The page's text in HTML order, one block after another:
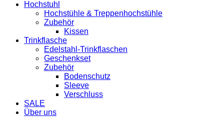
Hochstuhl
Hochstühle & Treppenhochstühle
Zubehör
Kissen
Trinkflasche
Edelstahl-Trinkflaschen
Geschenkset
Zubehör
Bodenschutz
Sleeve
Verschluss
SALE
Über uns